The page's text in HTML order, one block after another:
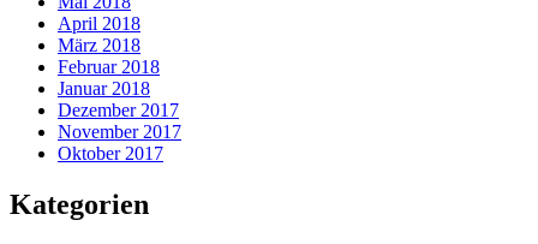
April 2018
März 2018
Februar 2018
Januar 2018
Dezember 2017
November 2017
Oktober 2017
Kategorien